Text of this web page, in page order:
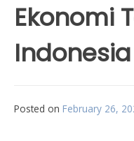
Ekonomi
Indonesia
Posted on February 26,